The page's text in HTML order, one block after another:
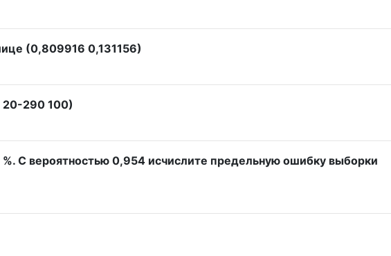
(0,809916 0,131156)
20-290 100)
С вероятностью 0,954 исчислите предельную ошибку выборки